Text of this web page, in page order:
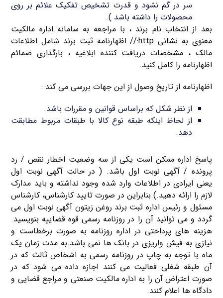
سر در گم نشود و قدرت تشخیص تفکیک علائم بر روی
محصولات را داشته باشد ).
بعد از انتخاب نام برند ، با مراجعه به سامانه اداره مالکیت
معنوی به نشانی http:// اظهارنامه ثبت برند شامل اطلاعات
مالک ، مشخصات دریافت کننده ابلاغیه ، بارگذاری ضمائم
اظهارنامه را کامل کنید.
اظهارنامه از تاریخ وصول از این جهات بررسی می کند :
از نظر شکل که براساس قوانین و مقررات باشد.
از لحاظ اینکه طبقه نوع کالا با طبقات مربوط مطابقت
دهد.
پاسخ اداره ممکن است یکی از سه وضعیت اخطار نقص / رد
پرونده / آگهی نوبت اول باشد. ( در حالت آگهی نوبت اول
یعنی ایرادی در اطلاعات وارد شده وجود نداشته و باید مدارک
لازم را ارائه دهید.).بنابراین در صورت تایید کارشناس، کارشناس
مسئول و رئیس اداره ثبت برند روغن زیتون آگهی نوبت اول می
گردد و می توانید آن را در روزنامه رسمی قوه قضاییه بنویسید.
هزینه های پرداختی در اداره روزنامه به صورت برخطاست و
نیازی به فیش واریزی در بانک ها نمی باشد.به مدت زمان یک
ماه با توجه به چاپ در روزنامه رسمی به اشخاص ثالث که در
آن طبقه شغلی فعالیت می کنند اجازه داده می شود که در
صورت اعتراض آن را به اداره مالکیت صنعتی و مراجع قضایی و
دادگاه ها اعلام کنند.